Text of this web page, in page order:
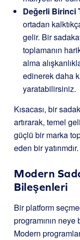
Değerli Birinci
ortadan
gelir. Bir
toplamanın
alma
edinerek daha
yaratabilirsiniz.
Kısacası, bir
artırarak, temel
güçlü bir marka
eden bir yatırımdır.
Modern
Bileşenleri
Bir platform
programının
Modern